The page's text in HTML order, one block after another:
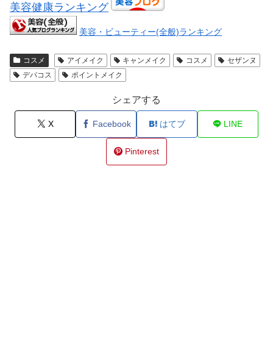
美容健康ランキング
美容・ビューティー(全般)ランキング
コスメ アイメイク キャンメイク コスメ
セザンヌ
デパコス
ポイントメイク
シェアする
X Facebook はてブ LINE
Pinterest